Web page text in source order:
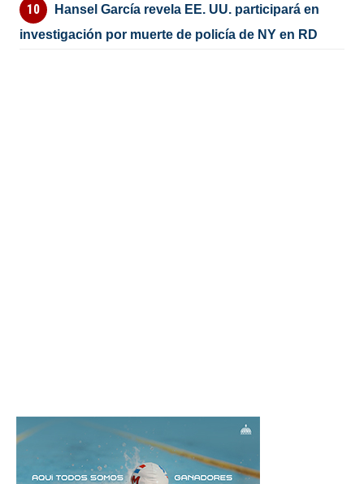
Hansel García revela EE. UU. participará en
investigación por muerte de policía de NY en RD